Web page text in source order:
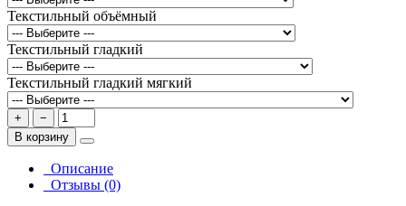
Текстильный объёмный
Текстильный гладкий
Текстильный гладкий мягкий
+
−
В корзину
Описание
Отзывы (0)